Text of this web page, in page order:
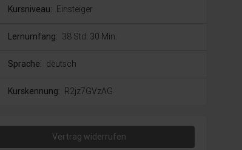
Kursniveau: Einsteiger
Lernumfang: 38 Std. 30 Min.
Sprache: deutsch
Kurskennung: R2jz7GVzAG
Vertrag widerrufen